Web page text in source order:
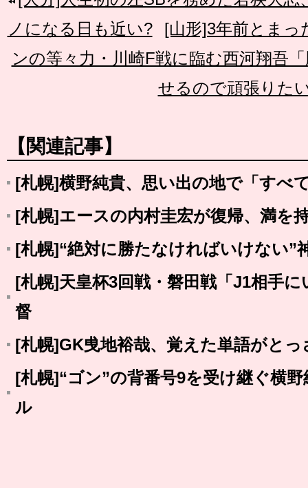
ノになる日も近い?
[山形]3年前とま
ンの等々力・川崎F戦に臨む西河翔吾
せるので頑張りた
【関連記事】
[札幌]横野純貴、思い出の地で「すべ
[札幌]エースの内村圭宏が復帰、満を
[札幌]“絶対に勝たなければいけない
[札幌]天皇杯3回戦・磐田戦「J1相手
督
[札幌]GK曵地裕哉、覚えた単語がと
[札幌]“ゴン”の背番号9を受け継ぐ横
ル